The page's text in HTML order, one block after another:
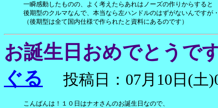
一瞬感動したものの、よく考えたらあれはノーズの作りからすると
後期型のクルマなんで、本当なら左ハンドルのはずがないんですが
（後期型は全て国内仕様で作られたと資料にあるのです）
お誕生日おめでとうで
ぐる 投稿日：07月10日(土
こんばんは！１０日はナオさんのお誕生日なので、